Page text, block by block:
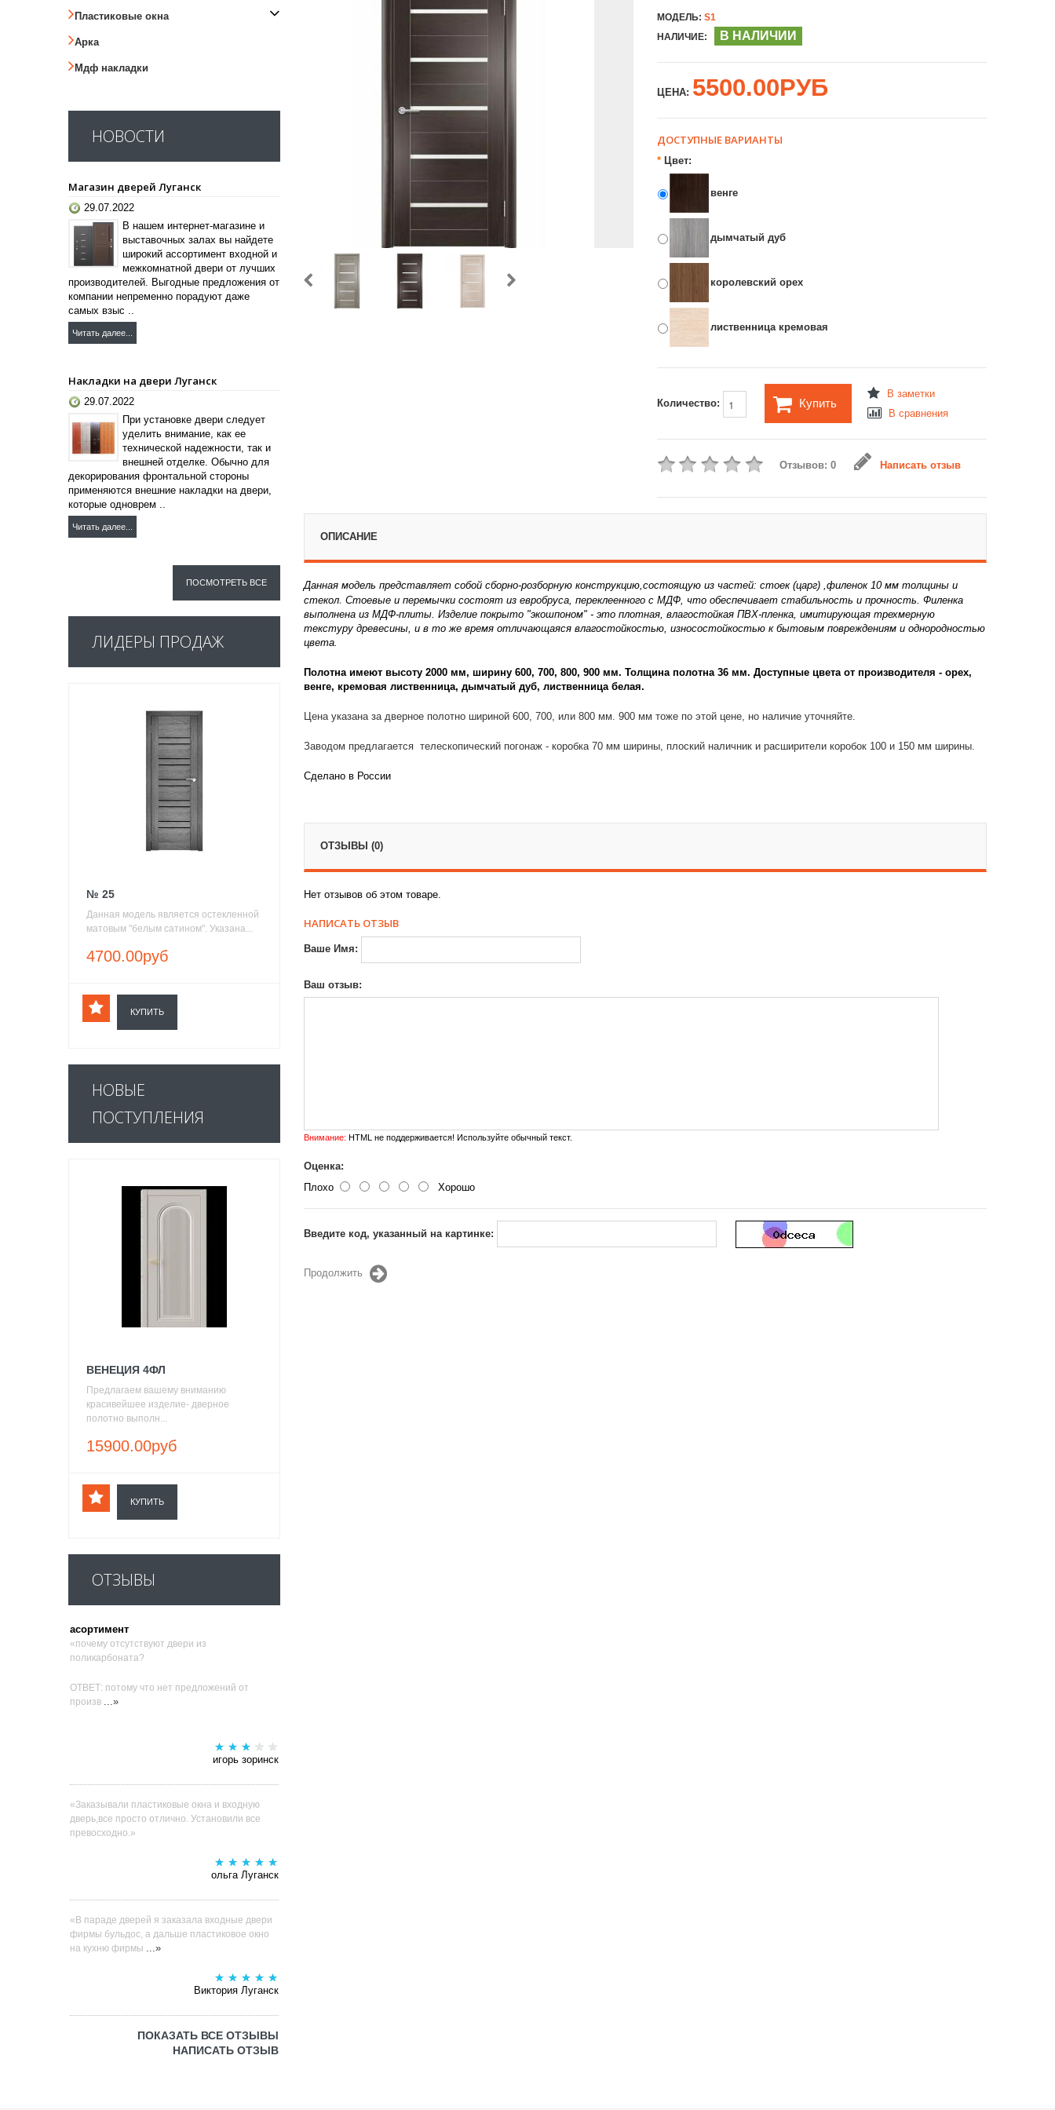
Пластиковые окна
Арка
Мдф накладки
НОВОСТИ
Магазин дверей Луганск
29.07.2022
В нашем интернет-магазине и
выставочных залах вы найдете
широкий ассортимент входной и
межкомнатной двери от лучших
производителей. Выгодные предложения от
компании непременно порадуют даже
самых взыс ..
Читать далее...
Накладки на двери Луганск
29.07.2022
При установке двери следует
уделить внимание, как ее
технической надежности, так и
внешней отделке. Обычно для
декорирования фронтальной стороны
применяются внешние накладки на двери,
которые одноврем ..
Читать далее...
ПОСМОТРЕТЬ ВСЕ
ЛИДЕРЫ ПРОДАЖ
№ 25
Данная модель является остекленной
матовым "белым сатином". Указана...
4700.00руб
КУПИТЬ
НОВЫЕ
ПОСТУПЛЕНИЯ
ВЕНЕЦИЯ 4ФЛ
Предлагаем вашему вниманию
красивейшее изделие- дверное
полотно выполн...
15900.00руб
КУПИТЬ
ОТЗЫВЫ
асортимент
«почему отсутствуют двери из
поликарбоната?
ОТВЕТ: потому что нет предложений от
произв
...»
игорь зоринск
«Заказывали пластиковые окна и входную
дверь,все просто отлично. Установили все
превосходно.»
ольга Луганск
«В параде дверей я заказала входные двери
фирмы бульдос, а дальше пластиковое окно
на кухню фирмы
...»
Виктория Луганск
ПОКАЗАТЬ ВСЕ ОТЗЫВЫ
НАПИСАТЬ ОТЗЫВ
МОДЕЛЬ: S1
НАЛИЧИЕ:
В НАЛИЧИИ
ЦЕНА: 5500.00РУБ
ДОСТУПНЫЕ ВАРИАНТЫ
* Цвет:
венге
дымчатый дуб
королевский орех
лиственница кремовая
Количество: Купить
В заметки
В сравнения
Отзывов: 0 Написать отзыв
ОПИСАНИЕ
Данная модель представляет собой сборно-розборную конструкцию,состоящую из частей: стоек (царг) ,филенок 10 мм толщины и
стекол. Стоевые и перемычки состоят из евробруса, переклеенного с МДФ, что обеспечивает стабильность и прочность. Филенка
выполнена из МДФ-плиты. Изделие покрыто "экошпоном" - это плотная, влагостойкая ПВХ-пленка, имитирующая трехмерную
текстуру древесины, и в то же время отличающаяся влагостойкостью, износостойкостью к бытовым повреждениям и однородностью
цвета.
Полотна имеют высоту 2000 мм, ширину 600, 700, 800, 900 мм. Толщина полотна 36 мм. Доступные цвета от производителя - орех,
венге, кремовая лиственница, дымчатый дуб, лиственница белая.
Цена указана за дверное полотно шириной 600, 700, или 800 мм. 900 мм тоже по этой цене, но наличие уточняйте.
Заводом предлагается телескопический погонаж - коробка 70 мм ширины, плоский наличник и расширители коробок 100 и 150 мм ширины.
Сделано в России
ОТЗЫВЫ (0)
Нет отзывов об этом товаре.
НАПИСАТЬ ОТЗЫВ
Ваше Имя:
Ваш отзыв:
Внимание: HTML не поддерживается! Используйте обычный текст.
Оценка:
Плохо
Хорошо
Введите код, указанный на картинке:
Продолжить